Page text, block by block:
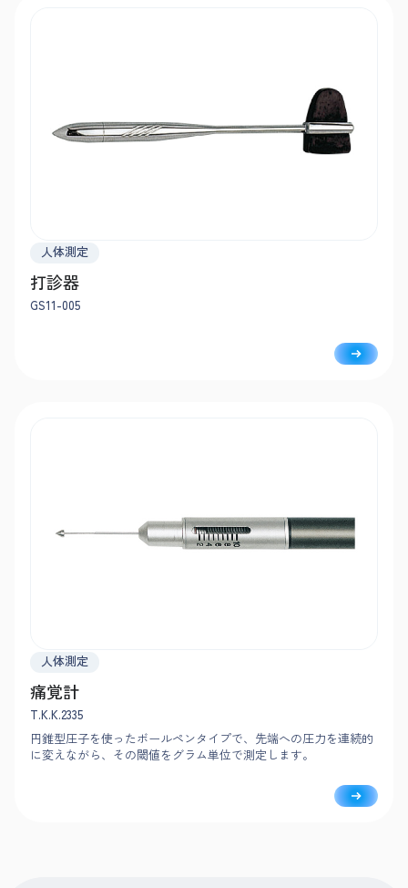
人体測定
打診器
GS11-005
人体測定
痛覚計
T.K.K.2335
円錐型圧子を使ったボールペンタイプで、先端への圧力を連続的
に変えながら、その閾値をグラム単位で測定します。